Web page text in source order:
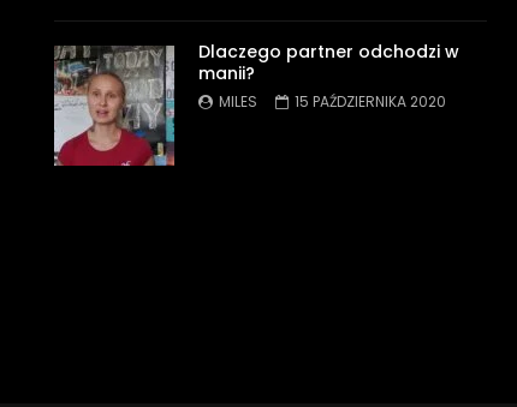
Dlaczego partner odchodzi w
manii?
MILES 15 PAŹDZIERNIKA 2020